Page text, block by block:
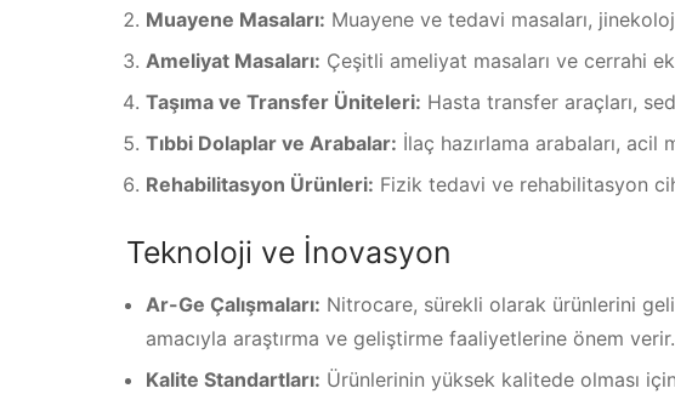
Muayene Masaları: Muayene ve tedavi masaları,
Ameliyat Masaları: Çeşitli ameliyat masaları ve cerrahi
Taşıma ve Transfer Üniteleri: Hasta transfer araçları,
Tıbbi Dolaplar ve Arabalar: İlaç hazırlama arabaları, acil
Rehabilitasyon Ürünleri: Fizik tedavi ve rehabilitasyon
Teknoloji ve İnovasyon
Ar-Ge Çalışmaları: Nitrocare, sürekli olarak ürünlerini
amacıyla araştırma ve geliştirme faaliyetlerine önem verir.
Kalite Standartları: Ürünlerinin yüksek kalitede olması